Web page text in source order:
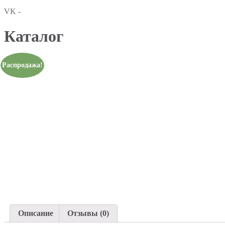
VK -
Каталог
Распродажа!
Описание Отзывы (0)